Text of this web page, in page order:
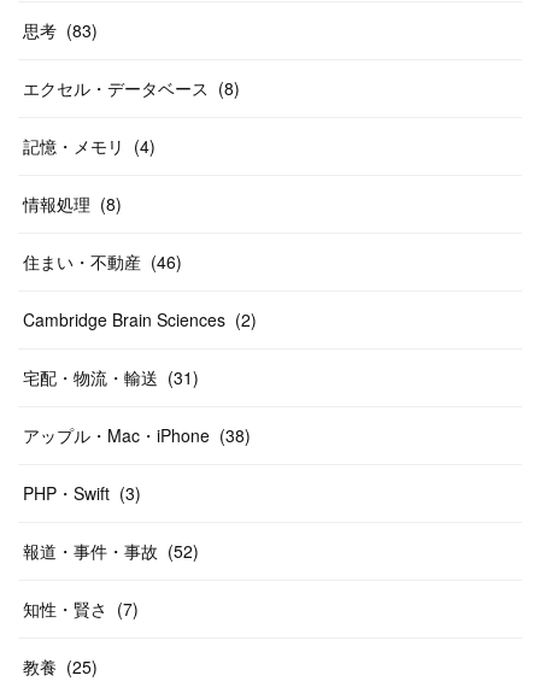
思考 (83)
エクセル・データベース (8)
記憶・メモリ (4)
情報処理 (8)
住まい・不動産 (46)
Cambridge Brain Sciences (2)
宅配・物流・輸送 (31)
アップル・Mac・iPhone (38)
PHP・Swift (3)
報道・事件・事故 (52)
知性・賢さ (7)
教養 (25)